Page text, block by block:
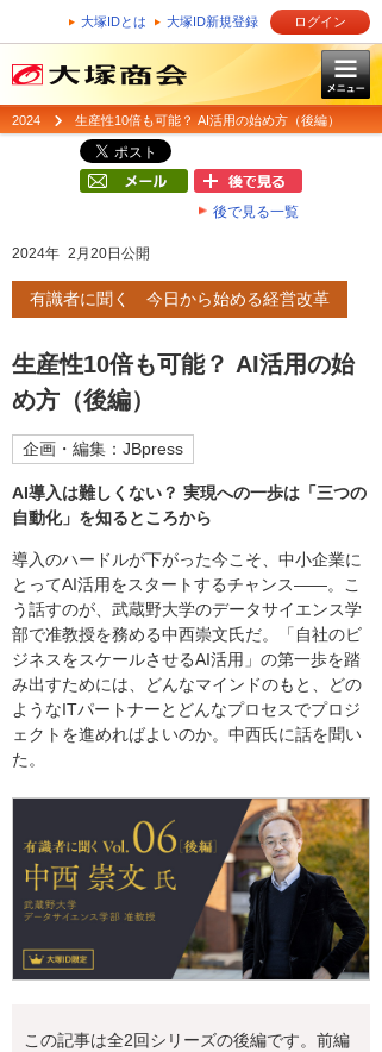
大塚IDとは 大塚ID新規登録 ログイン
2024 生産性10倍も可能？ AI活用の始め方（後編）
後で見る一覧
2024年 2月20日公開
有識者に聞く 今日から始める経営改革
生産性10倍も可能？ AI活用の始
め方（後編）
企画・編集：JBpress
AI導入は難しくない？ 実現への一歩は「三つの
自動化」を知るところから
導入のハードルが下がった今こそ、中小企業に
とってAI活用をスタートするチャンス――。こ
う話すのが、武蔵野大学のデータサイエンス学
部で准教授を務める中西崇文氏だ。「自社のビ
ジネスをスケールさせるAI活用」の第一歩を踏
み出すためには、どんなマインドのもと、どの
ようなITパートナーとどんなプロセスでプロジ
ェクトを進めればよいのか。中西氏に話を聞い
た。
この記事は全2回シリーズの後編です。前編